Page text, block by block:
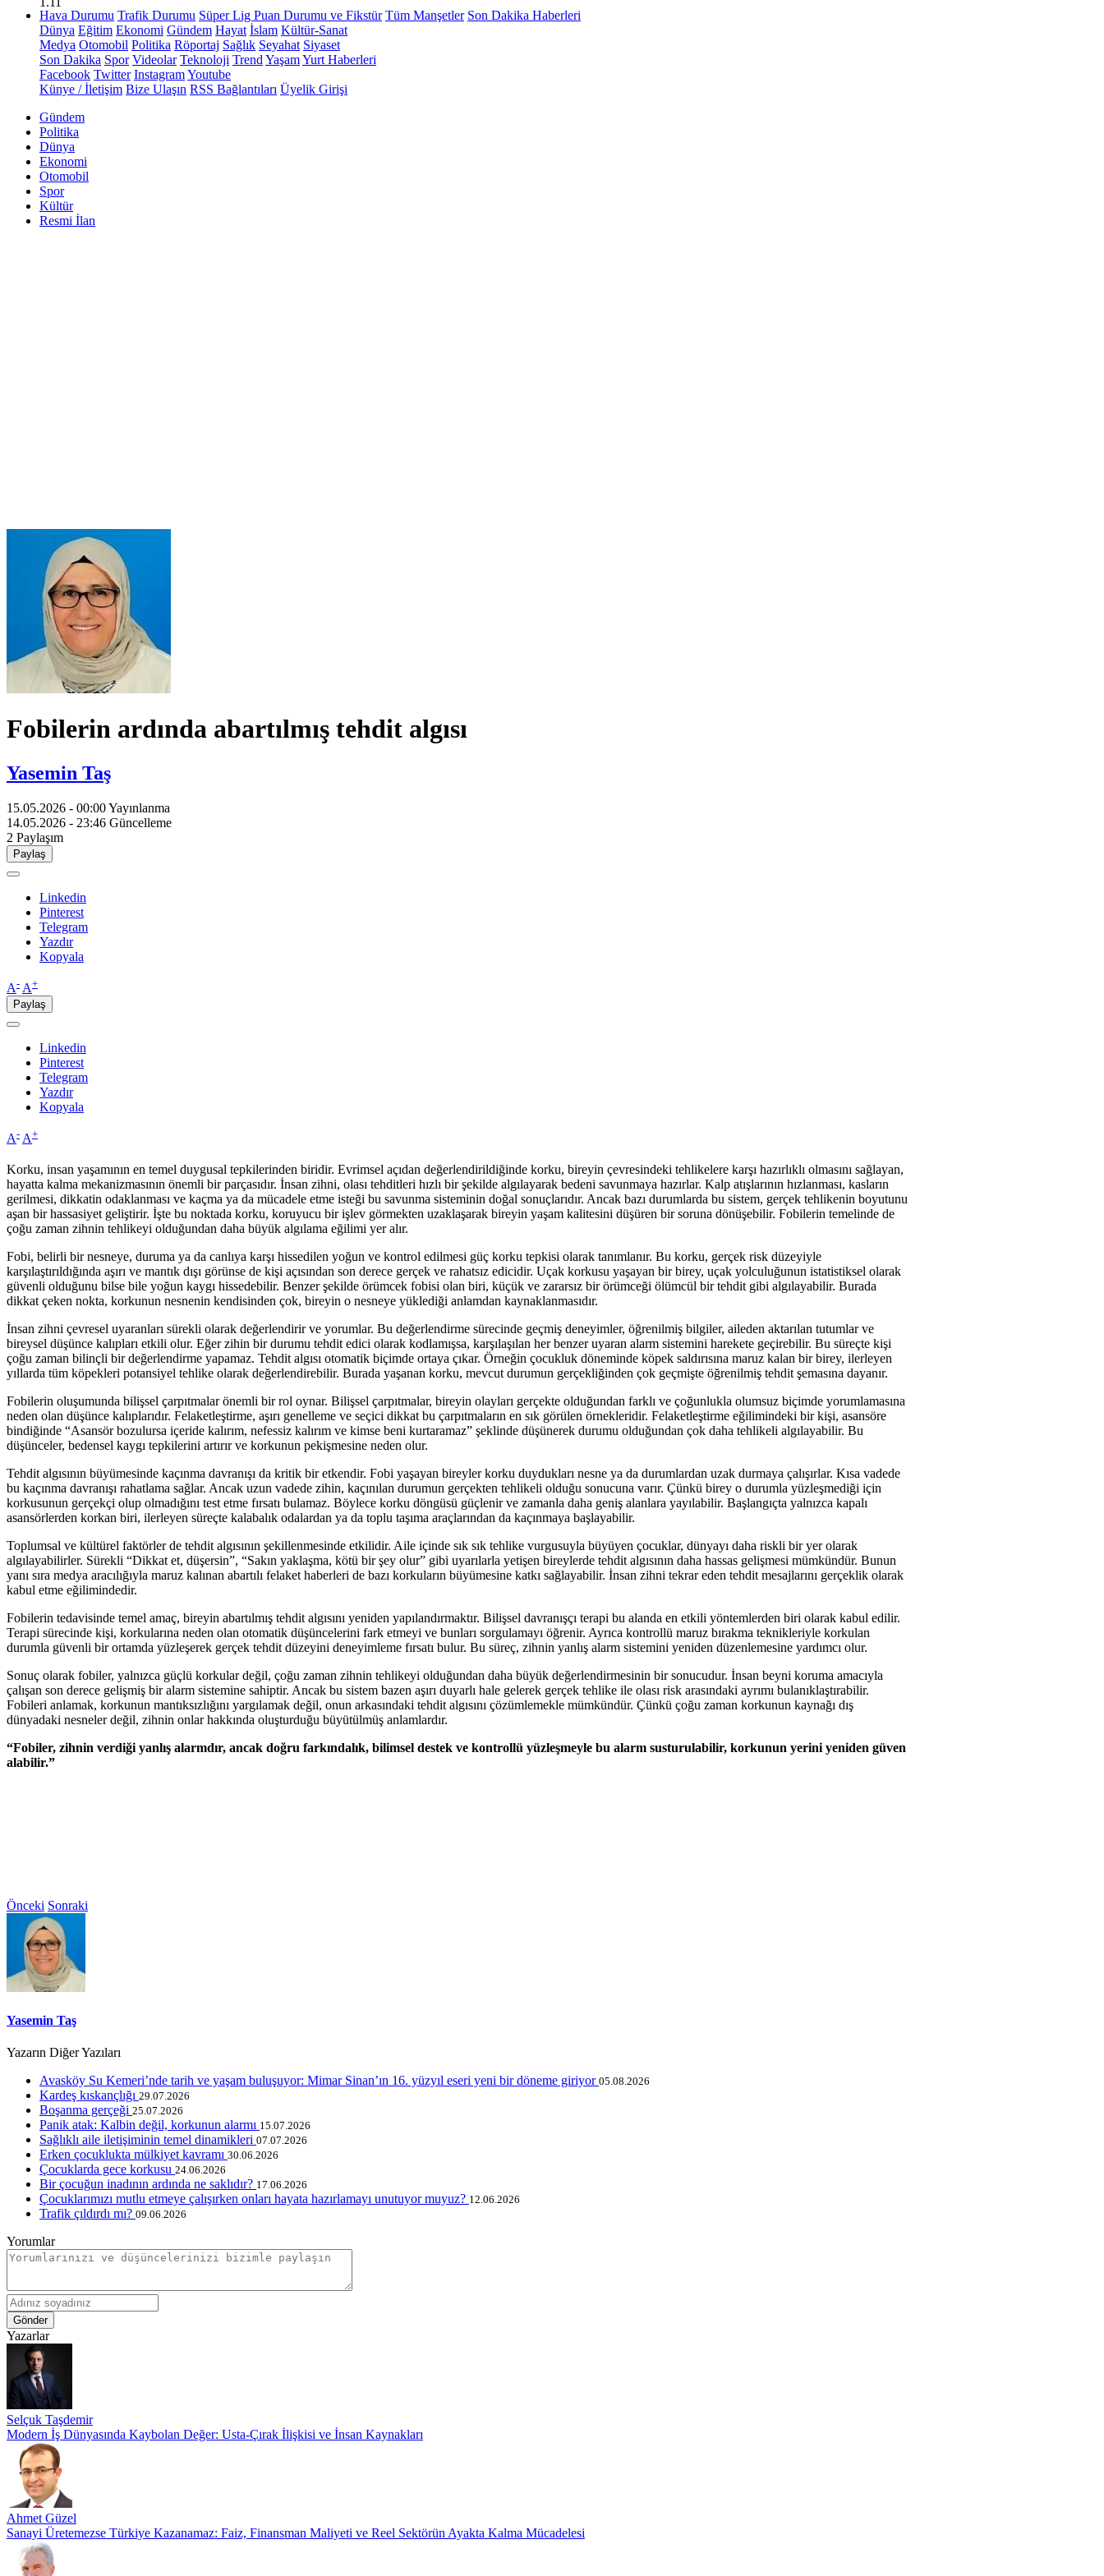
Hava Durumu Trafik Durumu Süper Lig Puan Durumu ve Fikstür Tüm Manşetler Son Dakika Haberleri
Dünya Eğitim Ekonomi Gündem Hayat İslam Kültür-Sanat
Medya Otomobil Politika Röportaj Sağlık Seyahat Siyaset
Son Dakika Spor Videolar Teknoloji Trend YaşamYurt Haberleri
Facebook Twitter InstagramYoutube
Künye / İletişim Bize Ulaşın RSS Bağlantıları Üyelik Girişi
Gündem
Politika
Dünya
Ekonomi
Otomobil
Spor
Kültür
Resmi İlan
Fobilerin ardında abartılmış tehdit algısı
Yasemin Taş
15.05.2026 - 00:00Yayınlanma
14.05.2026 - 23:46 Güncelleme
2 Paylaşım
Paylaş
Linkedin
Pinterest
Telegram
Yazdır
Kopyala
A- A+
Paylaş
Linkedin
Pinterest
Telegram
Yazdır
Kopyala
A- A+
Korku, insan yaşamının en temel duygusal tepkilerinden biridir. Evrimsel açıdan değerlendirildiğinde korku, bireyin çevresindeki tehlikelere karşı hazırlıklı olmasını sağlayan,
hayatta kalma mekanizmasının önemli bir parçasıdır. İnsan zihni, olası tehditleri hızlı bir şekilde algılayarak bedeni savunmaya hazırlar. Kalp atışlarının hızlanması, kasların
gerilmesi, dikkatin odaklanması ve kaçma ya da mücadele etme isteği bu savunma sisteminin doğal sonuçlarıdır. Ancak bazı durumlarda bu sistem, gerçek tehlikenin boyutunu
aşan bir hassasiyet geliştirir. İşte bu noktada korku, koruyucu bir işlev görmekten uzaklaşarak bireyin yaşam kalitesini düşüren bir soruna dönüşebilir. Fobilerin temelinde de
çoğu zaman zihnin tehlikeyi olduğundan daha büyük algılama eğilimi yer alır.
Fobi, belirli bir nesneye, duruma ya da canlıya karşı hissedilen yoğun ve kontrol edilmesi güç korku tepkisi olarak tanımlanır. Bu korku, gerçek risk düzeyiyle
karşılaştırıldığında aşırı ve mantık dışı görünse de kişi açısından son derece gerçek ve rahatsız edicidir. Uçak korkusu yaşayan bir birey, uçak yolculuğunun istatistiksel olarak
güvenli olduğunu bilse bile yoğun kaygı hissedebilir. Benzer şekilde örümcek fobisi olan biri, küçük ve zararsız bir örümceği ölümcül bir tehdit gibi algılayabilir. Burada
dikkat çeken nokta, korkunun nesnenin kendisinden çok, bireyin o nesneye yüklediği anlamdan kaynaklanmasıdır.
İnsan zihni çevresel uyaranları sürekli olarak değerlendirir ve yorumlar. Bu değerlendirme sürecinde geçmiş deneyimler, öğrenilmiş bilgiler, aileden aktarılan tutumlar ve
bireysel düşünce kalıpları etkili olur. Eğer zihin bir durumu tehdit edici olarak kodlamışsa, karşılaşılan her benzer uyaran alarm sistemini harekete geçirebilir. Bu süreçte kişi
çoğu zaman bilinçli bir değerlendirme yapamaz. Tehdit algısı otomatik biçimde ortaya çıkar. Örneğin çocukluk döneminde köpek saldırısına maruz kalan bir birey, ilerleyen
yıllarda tüm köpekleri potansiyel tehlike olarak değerlendirebilir. Burada yaşanan korku, mevcut durumun gerçekliğinden çok geçmişte öğrenilmiş tehdit şemasına dayanır.
Fobilerin oluşumunda bilişsel çarpıtmalar önemli bir rol oynar. Bilişsel çarpıtmalar, bireyin olayları gerçekte olduğundan farklı ve çoğunlukla olumsuz biçimde yorumlamasına
neden olan düşünce kalıplarıdır. Felaketleştirme, aşırı genelleme ve seçici dikkat bu çarpıtmaların en sık görülen örnekleridir. Felaketleştirme eğilimindeki bir kişi, asansöre
bindiğinde “Asansör bozulursa içeride kalırım, nefessiz kalırım ve kimse beni kurtaramaz” şeklinde düşünerek durumu olduğundan çok daha tehlikeli algılayabilir. Bu
düşünceler, bedensel kaygı tepkilerini artırır ve korkunun pekişmesine neden olur.
Tehdit algısının büyümesinde kaçınma davranışı da kritik bir etkendir. Fobi yaşayan bireyler korku duydukları nesne ya da durumlardan uzak durmaya çalışırlar. Kısa vadede
bu kaçınma davranışı rahatlama sağlar. Ancak uzun vadede zihin, kaçınılan durumun gerçekten tehlikeli olduğu sonucuna varır. Çünkü birey o durumla yüzleşmediği için
korkusunun gerçekçi olup olmadığını test etme fırsatı bulamaz. Böylece korku döngüsü güçlenir ve zamanla daha geniş alanlara yayılabilir. Başlangıçta yalnızca kapalı
asansörlerden korkan biri, ilerleyen süreçte kalabalık odalardan ya da toplu taşıma araçlarından da kaçınmaya başlayabilir.
Toplumsal ve kültürel faktörler de tehdit algısının şekillenmesinde etkilidir. Aile içinde sık sık tehlike vurgusuyla büyüyen çocuklar, dünyayı daha riskli bir yer olarak
algılayabilirler. Sürekli “Dikkat et, düşersin”, “Sakın yaklaşma, kötü bir şey olur” gibi uyarılarla yetişen bireylerde tehdit algısının daha hassas gelişmesi mümkündür. Bunun
yanı sıra medya aracılığıyla maruz kalınan abartılı felaket haberleri de bazı korkuların büyümesine katkı sağlayabilir. İnsan zihni tekrar eden tehdit mesajlarını gerçeklik olarak
kabul etme eğilimindedir.
Fobilerin tedavisinde temel amaç, bireyin abartılmış tehdit algısını yeniden yapılandırmaktır. Bilişsel davranışçı terapi bu alanda en etkili yöntemlerden biri olarak kabul edilir.
Terapi sürecinde kişi, korkularına neden olan otomatik düşüncelerini fark etmeyi ve bunları sorgulamayı öğrenir. Ayrıca kontrollü maruz bırakma teknikleriyle korkulan
durumla güvenli bir ortamda yüzleşerek gerçek tehdit düzeyini deneyimleme fırsatı bulur. Bu süreç, zihnin yanlış alarm sistemini yeniden düzenlemesine yardımcı olur.
Sonuç olarak fobiler, yalnızca güçlü korkular değil, çoğu zaman zihnin tehlikeyi olduğundan daha büyük değerlendirmesinin bir sonucudur. İnsan beyni koruma amacıyla
çalışan son derece gelişmiş bir alarm sistemine sahiptir. Ancak bu sistem bazen aşırı duyarlı hale gelerek gerçek tehlike ile olası risk arasındaki ayrımı bulanıklaştırabilir.
Fobileri anlamak, korkunun mantıksızlığını yargılamak değil, onun arkasındaki tehdit algısını çözümlemekle mümkündür. Çünkü çoğu zaman korkunun kaynağı dış
dünyadaki nesneler değil, zihnin onlar hakkında oluşturduğu büyütülmüş anlamlardır.
“Fobiler, zihnin verdiği yanlış alarmdır, ancak doğru farkındalık, bilimsel destek ve kontrollü yüzleşmeyle bu alarm susturulabilir, korkunun yerini yeniden güven
alabilir.”
Önceki Sonraki
Yasemin Taş
Yazarın Diğer Yazıları
Avasköy Su Kemeri’nde tarih ve yaşam buluşuyor: Mimar Sinan’ın 16. yüzyıl eseri yeni bir döneme giriyor 05.08.2026
Kardeş kıskançlığı 29.07.2026
Boşanma gerçeği 25.07.2026
Panik atak: Kalbin değil, korkunun alarmı 15.07.2026
Sağlıklı aile iletişiminin temel dinamikleri 07.07.2026
Erken çocuklukta mülkiyet kavramı 30.06.2026
Çocuklarda gece korkusu 24.06.2026
Bir çocuğun inadının ardında ne saklıdır? 17.06.2026
Çocuklarımızı mutlu etmeye çalışırken onları hayata hazırlamayı unutuyor muyuz? 12.06.2026
Trafik çıldırdı mı? 09.06.2026
Yorumlar
Gönder
Yazarlar
Selçuk Taşdemir
Modern İş Dünyasında Kaybolan Değer: Usta-Çırak İlişkisi ve İnsan Kaynakları
Ahmet Güzel
Sanayi Üretemezse Türkiye Kazanamaz: Faiz, Finansman Maliyeti ve Reel Sektörün Ayakta Kalma Mücadelesi